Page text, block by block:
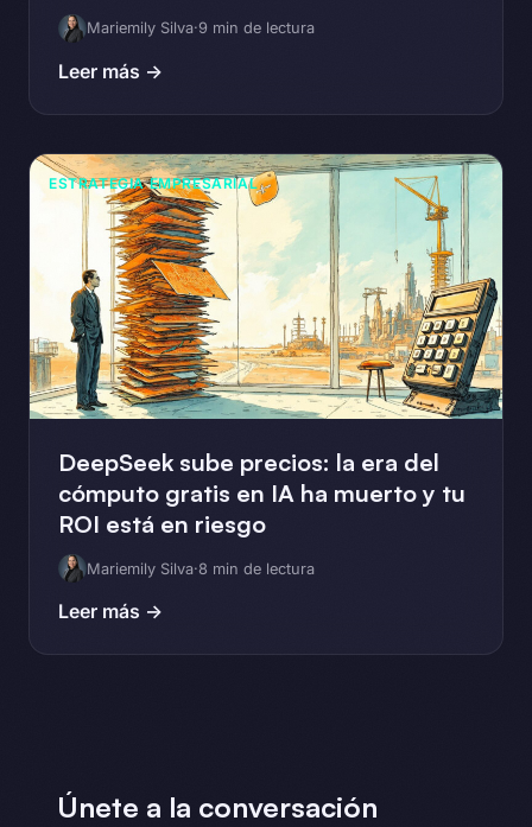
Mariemily Silva·9 min de lectura
Leer más →
ESTRATEGIA EMPRESARIAL
DeepSeek sube precios: la era del
cómputo gratis en IA ha muerto y tu
ROI está en riesgo
Mariemily Silva·8 min de lectura
Leer más →
Únete a la conversación